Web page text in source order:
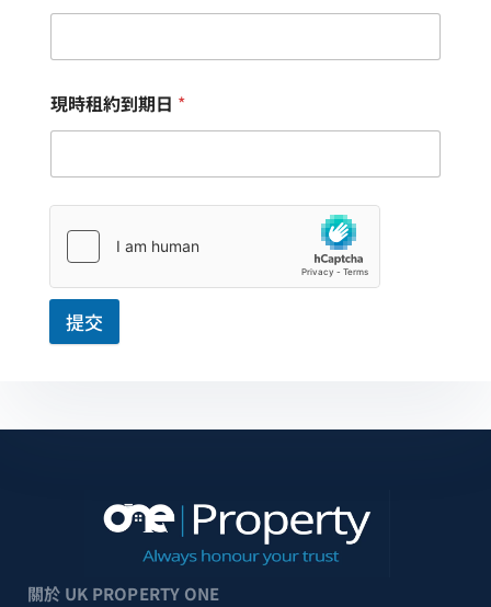
現時租約到期日 *
提交
關於 UK PROPERTY ONE